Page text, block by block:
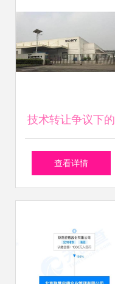
技术转让争议下的
市场博弈 从撤资言
的韧性
查看详情